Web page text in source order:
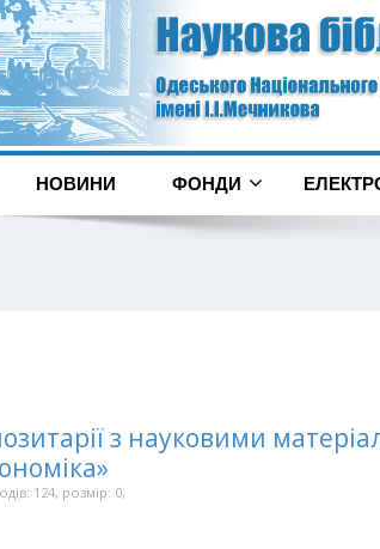
НОВИНИ ФОНДИ
з науковими
124, розмір: 0,